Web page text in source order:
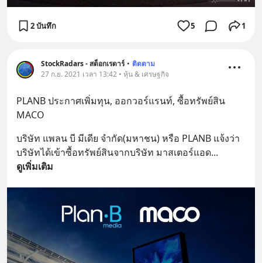
2 บันทึก 5 1
StockRadars - สต็อกเรดาร์ • ติดตาม
27 ก.ย. 2021 เวลา 13:42 • หุ้น & เศรษฐกิจ
PLANB ประกาศเพิ่มทุน, ออกวอร์แรนท์, ซื้อทรัพย์สิน
MACO
บริษัท แพลน บี มีเดีย จำกัด(มหาชน) หรือ PLANB แจ้งว่า
บริษัทได้เข้าซื้อทรัพย์สินจากบริษัท มาสเตอร์แอด...
ดูเพิ่มเติม